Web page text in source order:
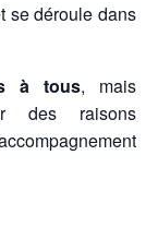
se déroule dans
à tous, mais
des raisons